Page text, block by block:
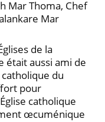
Mar Thoma, Chef
Mar
de la
était aussi ami de
du
pour
catholique
œcuménique